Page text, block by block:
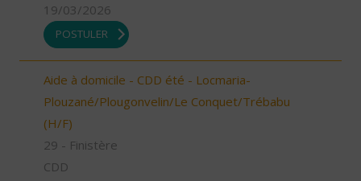
19/03/2026
POSTULER
Aide à domicile - CDD été - Locmaria-
Plouzané/Plougonvelin/Le Conquet/Trébabu
(H/F)
29 - Finistère
CDD